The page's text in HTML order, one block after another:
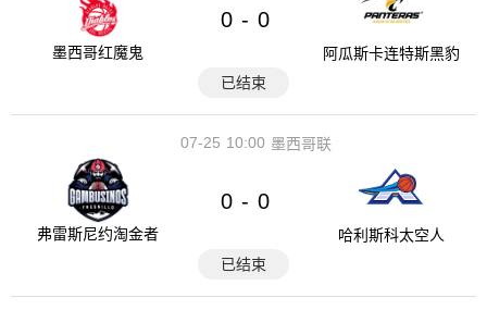
墨西哥红魔鬼
0 - 0
阿瓜斯卡连特斯黑豹
已结束
10:00
07-25 墨西哥联
弗雷斯尼约淘金者
0 - 0
哈利斯科太空人
已结束